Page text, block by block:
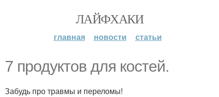
ЛАЙФХАКИ
главная новости статьи
7 продуктов для костей.
Забудь про травмы и переломы!